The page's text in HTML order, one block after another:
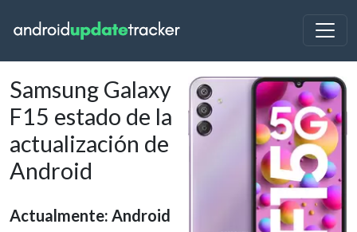
Samsung Galaxy
F15 estado de la
actualización de
Android
Actualmente: Android